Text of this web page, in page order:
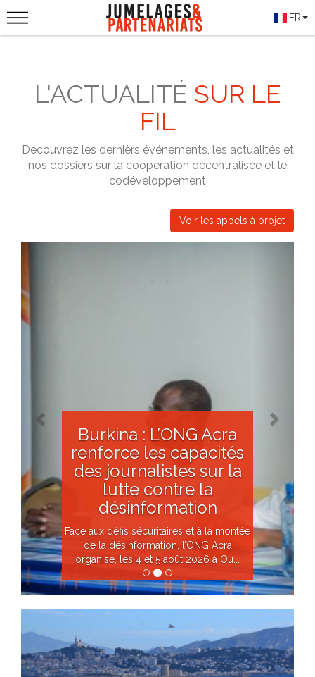
FR
L'ACTUALITÉ SUR LE
FIL
Découvrez les dernièrs événements, les actualités et
nos dossiers sur la coopération décentralisée et le
codéveloppement
Voir les appels à projet
Burkina : L’ONG Acra
renforce les capacités
des journalistes sur la
lutte contre la
désinformation
Face aux défis sécuritaires et à la montée
de la désinformation, l’ONG Acra
organise, les 4 et 5 août 2026 à Ou...